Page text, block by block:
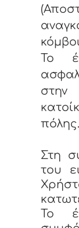
Το
στην
πόλης.
Στη
του
Το